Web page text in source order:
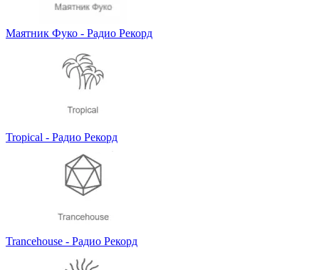
Маятник Фуко - Радио Рекорд
Tropical - Радио Рекорд
Trancehouse - Радио Рекорд